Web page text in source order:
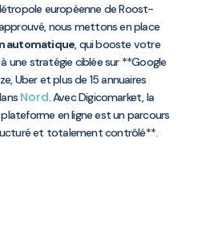
européenne de Roost-
nous mettons en place
automatique, qui booste votre
une stratégie ciblée sur **Google
Uber et plus de 15 annuaires
Nord. Avec Digicomarket, la
en ligne est un parcours
et totalement contrôlé**.